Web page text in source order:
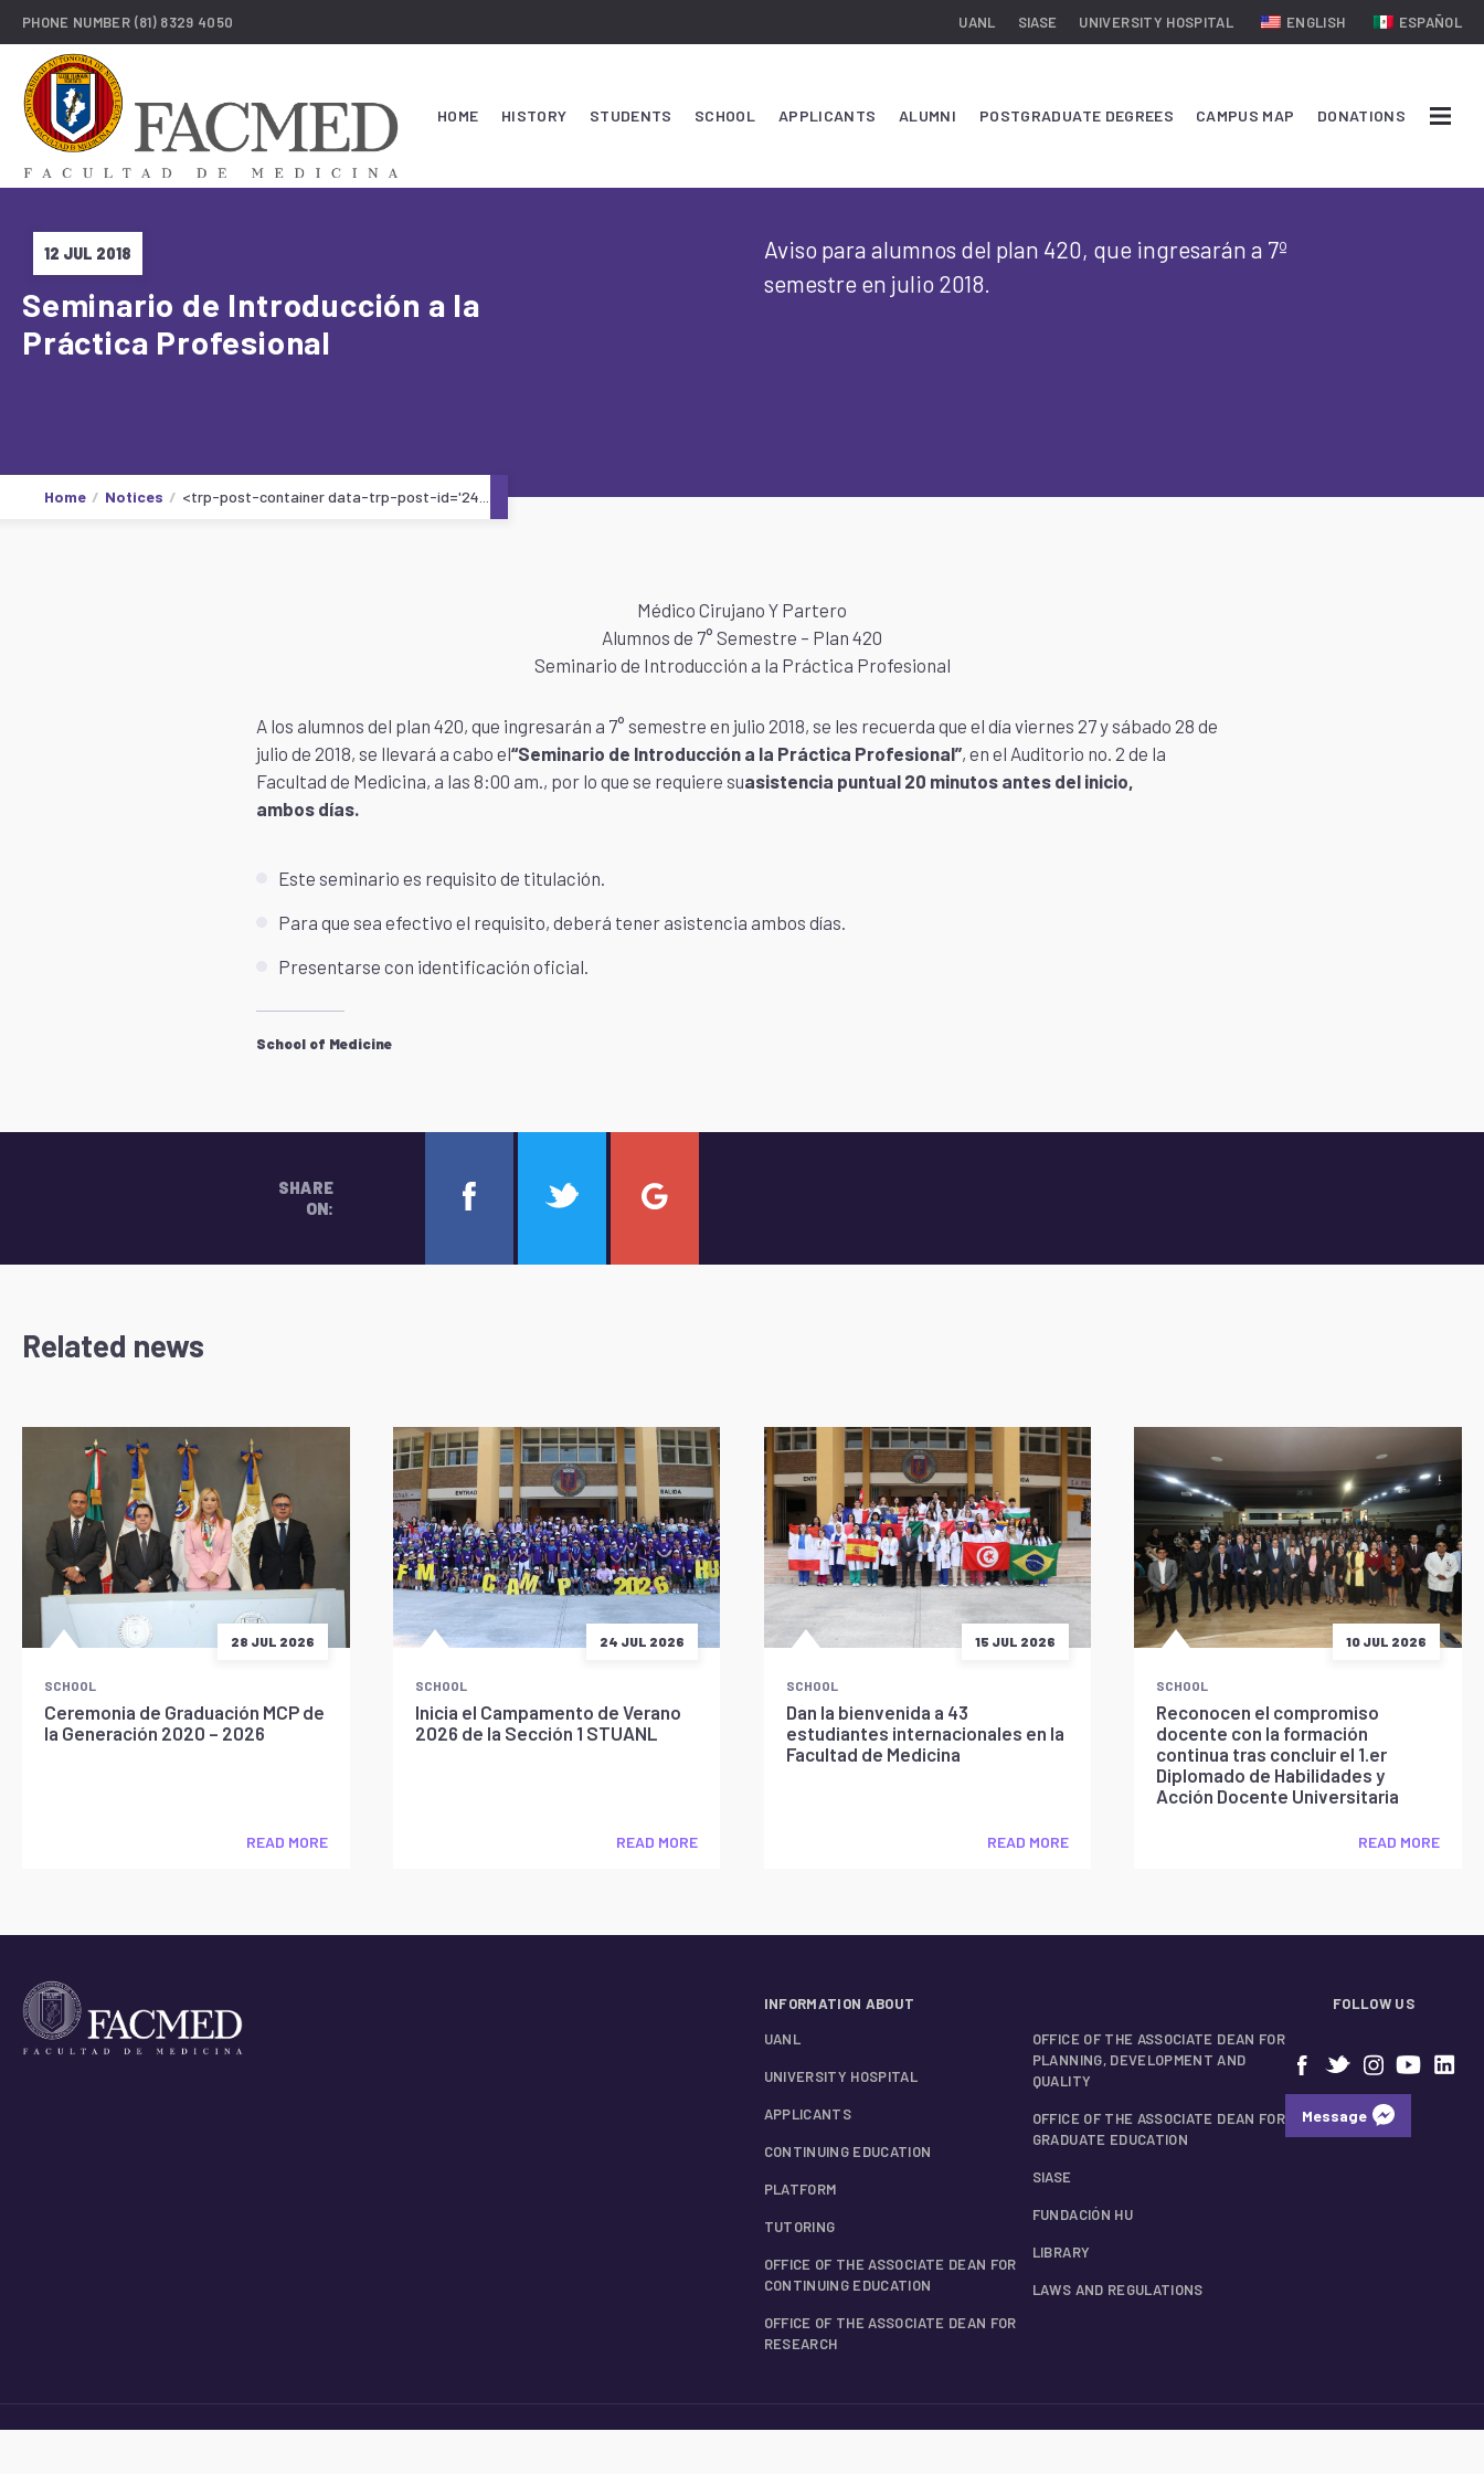
PHONE NUMBER (81) 8329 4050 UANL SIASE UNIVERSITY HOSPITAL ENGLISH ESPAÑOL
HOME HISTORY STUDENTS SCHOOL APPLICANTS ALUMNI POSTGRADUATE DEGREES CAMPUS MAP DONATIONS
12 JUL 2018
Seminario de Introducción a la
Práctica Profesional
Aviso para alumnos del plan 420, que ingresarán a 7º
semestre en julio 2018.
Home Notices <trp-post-container data-trp-post-id='24...
Médico Cirujano Y Partero
Alumnos de 7° Semestre – Plan 420
Seminario de Introducción a la Práctica Profesional
A los alumnos del plan 420, que ingresarán a 7° semestre en julio 2018, se les recuerda que el día viernes 27 y sábado 28 de
julio de 2018, se llevará a cabo el“Seminario de Introducción a la Práctica Profesional”, en el Auditorio no. 2 de la
Facultad de Medicina, a las 8:00 am., por lo que se requiere suasistencia puntual 20 minutos antes del inicio,
ambos días.
Este seminario es requisito de titulación.
Para que sea efectivo el requisito, deberá tener asistencia ambos días.
Presentarse con identificación oficial.
School of Medicine
SHARE
ON:
Related news
28 JUL 2026
SCHOOL
Ceremonia de Graduación MCP de
la Generación 2020 – 2026
READ MORE
24 JUL 2026
SCHOOL
Inicia el Campamento de Verano
2026 de la Sección 1 STUANL
READ MORE
15 JUL 2026
SCHOOL
Dan la bienvenida a 43
estudiantes internacionales en la
Facultad de Medicina
READ MORE
10 JUL 2026
SCHOOL
Reconocen el compromiso
docente con la formación
continua tras concluir el 1.er
Diplomado de Habilidades y
Acción Docente Universitaria
READ MORE
INFORMATION ABOUT
UANL
UNIVERSITY HOSPITAL
APPLICANTS
CONTINUING EDUCATION
PLATFORM
TUTORING
OFFICE OF THE ASSOCIATE DEAN FOR
CONTINUING EDUCATION
OFFICE OF THE ASSOCIATE DEAN FOR
RESEARCH
OFFICE OF THE ASSOCIATE DEAN FOR
PLANNING, DEVELOPMENT AND
QUALITY
OFFICE OF THE ASSOCIATE DEAN FOR
GRADUATE EDUCATION
SIASE
FUNDACIÓN HU
LIBRARY
LAWS AND REGULATIONS
FOLLOW US
Message